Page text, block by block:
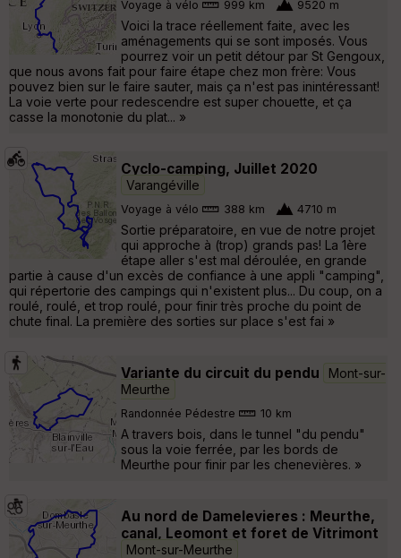
Voyage à vélo 999 km 9520 m
Voici la trace réellement faite, avec les
aménagements qui se sont imposés. Vous
pourrez voir un petit détour par St Gengoux,
que nous avons fait pour faire étape chez mon frère: Vous
pouvez bien sur le faire sauter, mais ça n'est pas inintéressant!
La voie verte pour redescendre est super chouette, et ça
casse la monotonie du plat... »
Cyclo-camping, Juillet 2020
Varangéville
Voyage à vélo 388 km 4710 m
Sortie préparatoire, en vue de notre projet
qui approche à (trop) grands pas! La 1ère
étape aller s'est mal déroulée, en grande
partie à cause d'un excès de confiance à une appli "camping",
qui répertorie des campings qui n'existent plus... Du coup, on a
roulé, roulé, et trop roulé, pour finir très proche du point de
chute final. La première des sorties sur place s'est fai »
Variante du circuit du pendu
Mont-sur-
Meurthe
Randonnée Pédestre 10 km
A travers bois, dans le tunnel "du pendu"
sous la voie ferrée, par les bords de
Meurthe pour finir par les chenevières. »
Au nord de Damelevieres : Meurthe,
canal, Leomont et foret de Vitrimont
Mont-sur-Meurthe